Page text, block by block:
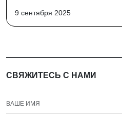
9 сентября 2025
СВЯЖИТЕСЬ С НАМИ